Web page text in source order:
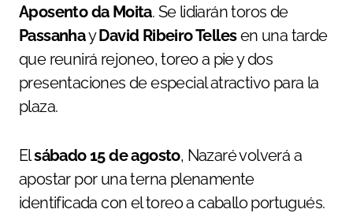
Aposento da Moita. Se lidiarán toros de
PassanhayDavid Ribeiro Tellesen una tarde
que reunirá rejoneo, toreo a pie y dos
presentaciones de especial atractivo para la
plaza.
Elsábado 15 de agosto, Nazaré volverá a
apostar por una terna plenamente
identificada con el toreo a caballo portugués.